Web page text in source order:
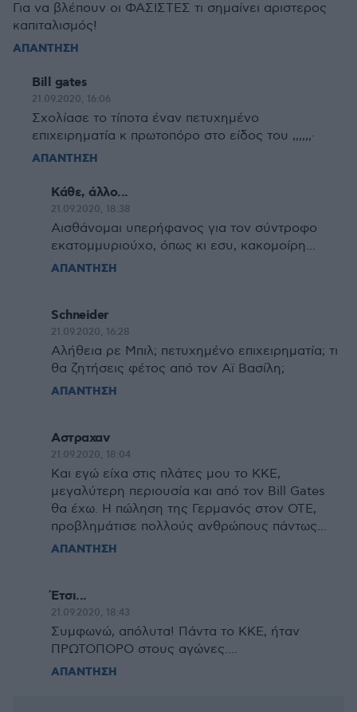
Για να βλέπουν οι ΦΑΣΙΣΤΕΣ τι σημαίνει αριστερος
καπιταλισμός!
ΑΠΑΝΤΗΣΗ
Bill gates
21.09.2020, 16:06
Σχολίασε το τίποτα έναν πετυχημένο
επιχειρηματία κ πρωτοπόρο στο είδος του ,,,,,,·
ΑΠΑΝΤΗΣΗ
Κάθε, άλλο...
21.09.2020, 18:38
Αισθάνομαι υπερήφανος για τον σύντροφο
εκατομμυριούχο, όπως κι εσυ, κακομοίρη...
ΑΠΑΝΤΗΣΗ
Schneider
21.09.2020, 16:28
Αλήθεια ρε Μπιλ; πετυχημένο επιχειρηματία; τι
θα ζητήσεις φέτος από τον Αϊ Βασίλη;
ΑΠΑΝΤΗΣΗ
Αστραχαν
21.09.2020, 18:04
Και εγώ είχα στις πλάτες μου το ΚΚΕ,
μεγαλύτερη περιουσία και από τον Bill Gates
θα έχω. Η πώληση της Γερμανός στον ΟΤΕ,
προβλημάτισε πολλούς ανθρώπους πάντως...
ΑΠΑΝΤΗΣΗ
Έτσι...
21.09.2020, 18:43
Συμφωνώ, απόλυτα! Πάντα το ΚΚΕ, ήταν
ΠΡΩΤΟΠΟΡΟ στους αγώνες....
ΑΠΑΝΤΗΣΗ